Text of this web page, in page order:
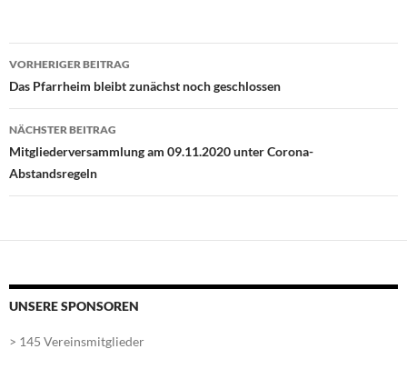
Beitragsnavigation
VORHERIGER BEITRAG
Das Pfarrheim bleibt zunächst noch geschlossen
NÄCHSTER BEITRAG
Mitgliederversammlung am 09.11.2020 unter Corona-
Abstandsregeln
UNSERE SPONSOREN
> 145 Vereinsmitglieder